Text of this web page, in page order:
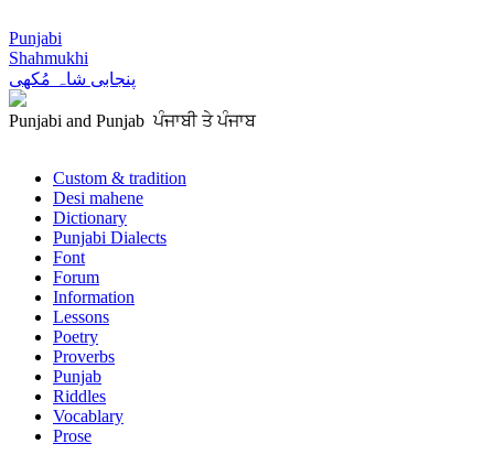
Punjabi
Shahmukhi
پنجابی شاہ مُکھی
Punjabi and Punjab ਪੰਜਾਬੀ ਤੇ ਪੰਜਾਬ
Custom & tradition
Desi mahene
Dictionary
Punjabi Dialects
Font
Forum
Information
Lessons
Poetry
Proverbs
Punjab
Riddles
Vocablary
Prose